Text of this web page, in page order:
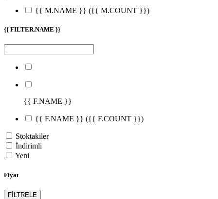
{{ M.NAME }} ({{ M.COUNT }})
{{ FILTER.NAME }}
{{ F.NAME }}
{{ F.NAME }} ({{ F.COUNT }})
Stoktakiler
İndirimli
Yeni
Fiyat
FİLTRELE